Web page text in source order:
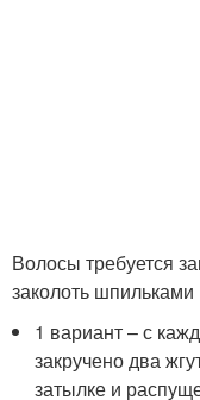
Волосы требуется
заколоть
1 вариант – с
закручено два
затылке и